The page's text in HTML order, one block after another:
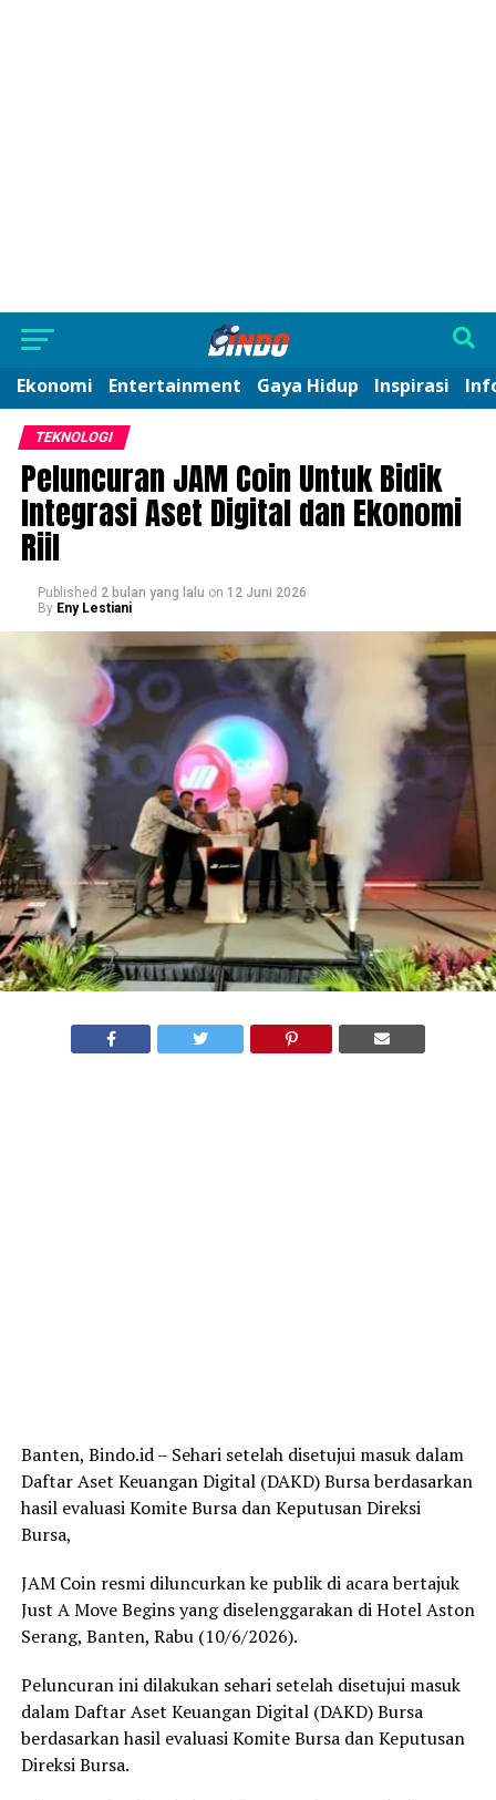
Ekonomi Entertainment Gaya Hidup Inspirasi
TEKNOLOGI
Peluncuran JAM Coin Untuk Bidik
Integrasi Aset Digital dan Ekonomi
Riil
Published 2 bulan yang lalu on 12 Juni 2026
By Eny Lestiani
Banten, Bindo.id – Sehari setelah disetujui masuk dalam
Daftar Aset Keuangan Digital (DAKD) Bursa berdasarkan
hasil evaluasi Komite Bursa dan Keputusan Direksi
Bursa,
JAM Coin resmi diluncurkan ke publik di acara bertajuk
Just A Move Begins yang diselenggarakan di Hotel Aston
Serang, Banten, Rabu (10/6/2026).
Peluncuran ini dilakukan sehari setelah disetujui masuk
dalam Daftar Aset Keuangan Digital (DAKD) Bursa
berdasarkan hasil evaluasi Komite Bursa dan Keputusan
Direksi Bursa.